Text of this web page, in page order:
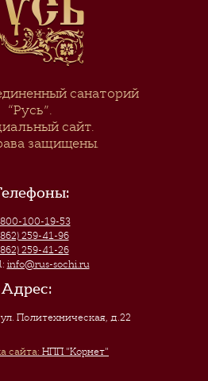
санаторий
“Русь”.
сайт.
защищены.
100-19-53
259-41-96
259-41-26
info@rus-sochi.ru
Адрес:
ул. Политехническая, д.22
сайта: НПП "Корнет"